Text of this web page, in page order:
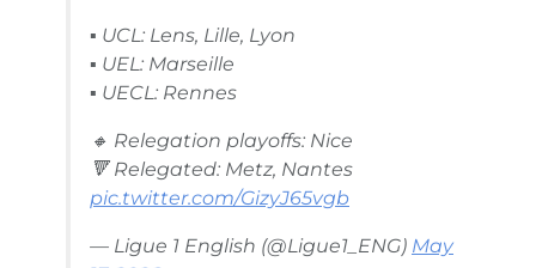
▪️ UCL: Lens, Lille, Lyon
▪️ UEL: Marseille
▪️ UECL: Rennes
🔸 Relegation playoffs: Nice
🔻 Relegated: Metz, Nantes
pic.twitter.com/GizyJ65vgb
— Ligue 1 English (@Ligue1_ENG) May